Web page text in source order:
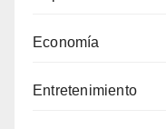
Economía
Entretenimiento